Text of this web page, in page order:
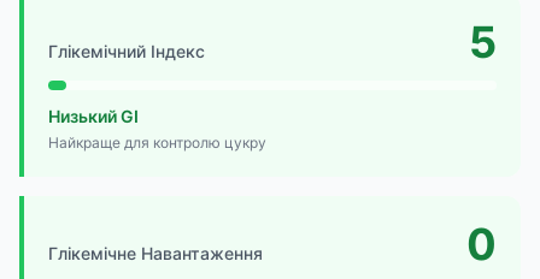
Глікемічний Індекс 5
Низький GI
Найкраще для контролю цукру
Глікемічне Навантаження 0